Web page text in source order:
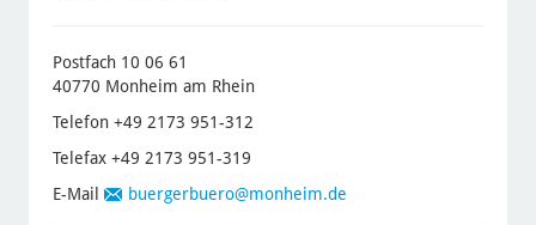
Postfach 10 06 61
40770 Monheim am Rhein
Telefon +49 2173 951-312
Telefax +49 2173 951-319
E-Mail
buergerbuero@monheim.de